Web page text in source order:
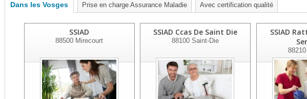
Dans les Vosges Prise en charge Assurance Maladie Avec certification qualité
SSIAD
88500 Mirecourt
SSIAD Ccas De Saint Die
88100Saint-Die
SSIAD
88210